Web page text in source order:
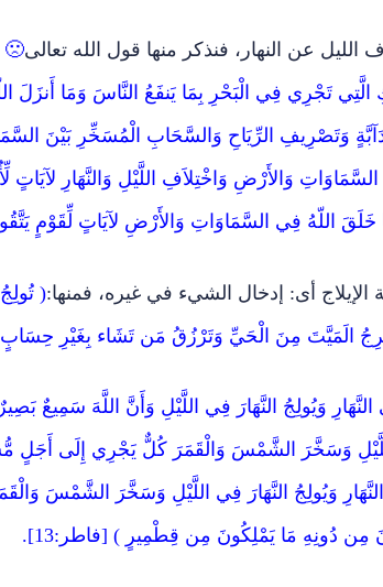
الليل عن النهار، فنذكر منها قول الله تعالى🙁
الَّتِي تَجْرِي فِي الْبَحْرِ بِمَا يَنفَعُ النَّاسَ وَمَا
وَتَصْرِيفِ الرِّيَاحِ وَالسَّحَابِ الْمُسَخِّرِ بَيْنَ
خَلَقَ اللّهُ فِي السَّمَاوَاتِ وَالأَرْضِ لآيَاتٍ لِّقَوْمٍ
الإيلاج أى: إدخال الشيء في غيره، فمنها:(
الَمَيَّتَ مِنَ الْحَيِّ وَتَرْزُقُ مَن تَشَاء بِغَيْرِ حِسَابٍ )
اللَّيْلِ وَسَخَّرَ الشَّمْسَ وَالْقَمَرَ كُلٌّ يَجْرِي إِلَى أَجَلٍ
فِي النَّهَارِ وَيُولِجُ النَّهَارَ فِي اللَّيْلِ وَسَخَّرَ
مِن دُونِهِ مَا يَمْلِكُونَ مِن قِطْمِيرٍ ) [فاطر:13].